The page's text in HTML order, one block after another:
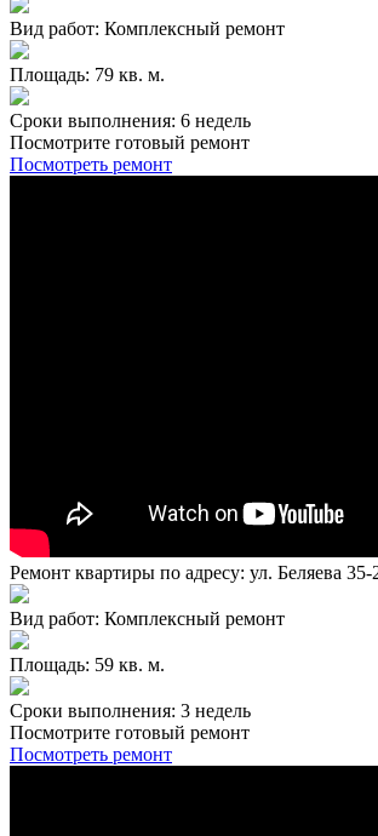
Вид работ: Комплексный ремонт
Площадь: 79 кв. м.
Сроки выполнения: 6 недель
Посмотрите готовый ремонт
Посмотреть ремонт
Ремонт квартиры по адресу: ул. Беляева 35-
Вид работ: Комплексный ремонт
Площадь: 59 кв. м.
Сроки выполнения: 3 недель
Посмотрите готовый ремонт
Посмотреть ремонт